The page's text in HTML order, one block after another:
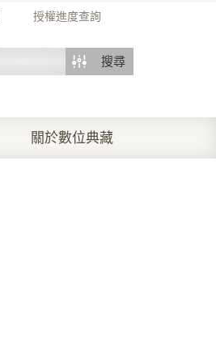
授權進度查詢
搜尋
關於數位典藏